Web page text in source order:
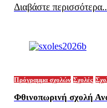
Διαβάστε
Πρόγραμμα σχολών Σχολές
Φθινοπωρινή σχολή